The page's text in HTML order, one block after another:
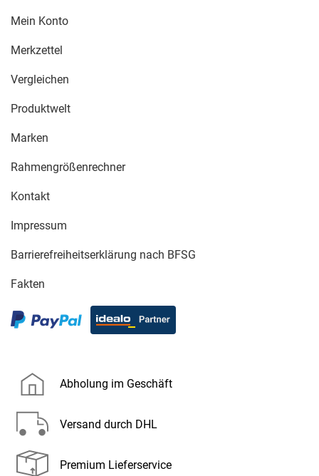
Mein Konto
Merkzettel
Vergleichen
Produktwelt
Marken
Rahmengrößenrechner
Kontakt
Impressum
Barrierefreiheitserklärung nach BFSG
Fakten
Abholung im Geschäft
Versand durch DHL
Premium Lieferservice